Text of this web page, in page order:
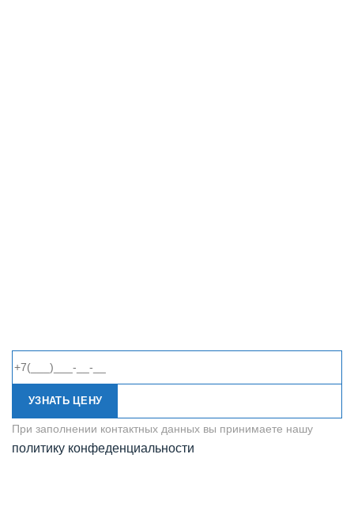
УЗНАТЬ ЦЕНУ
При заполнении контактных данных вы принимаете нашу
политику конфеденциальности